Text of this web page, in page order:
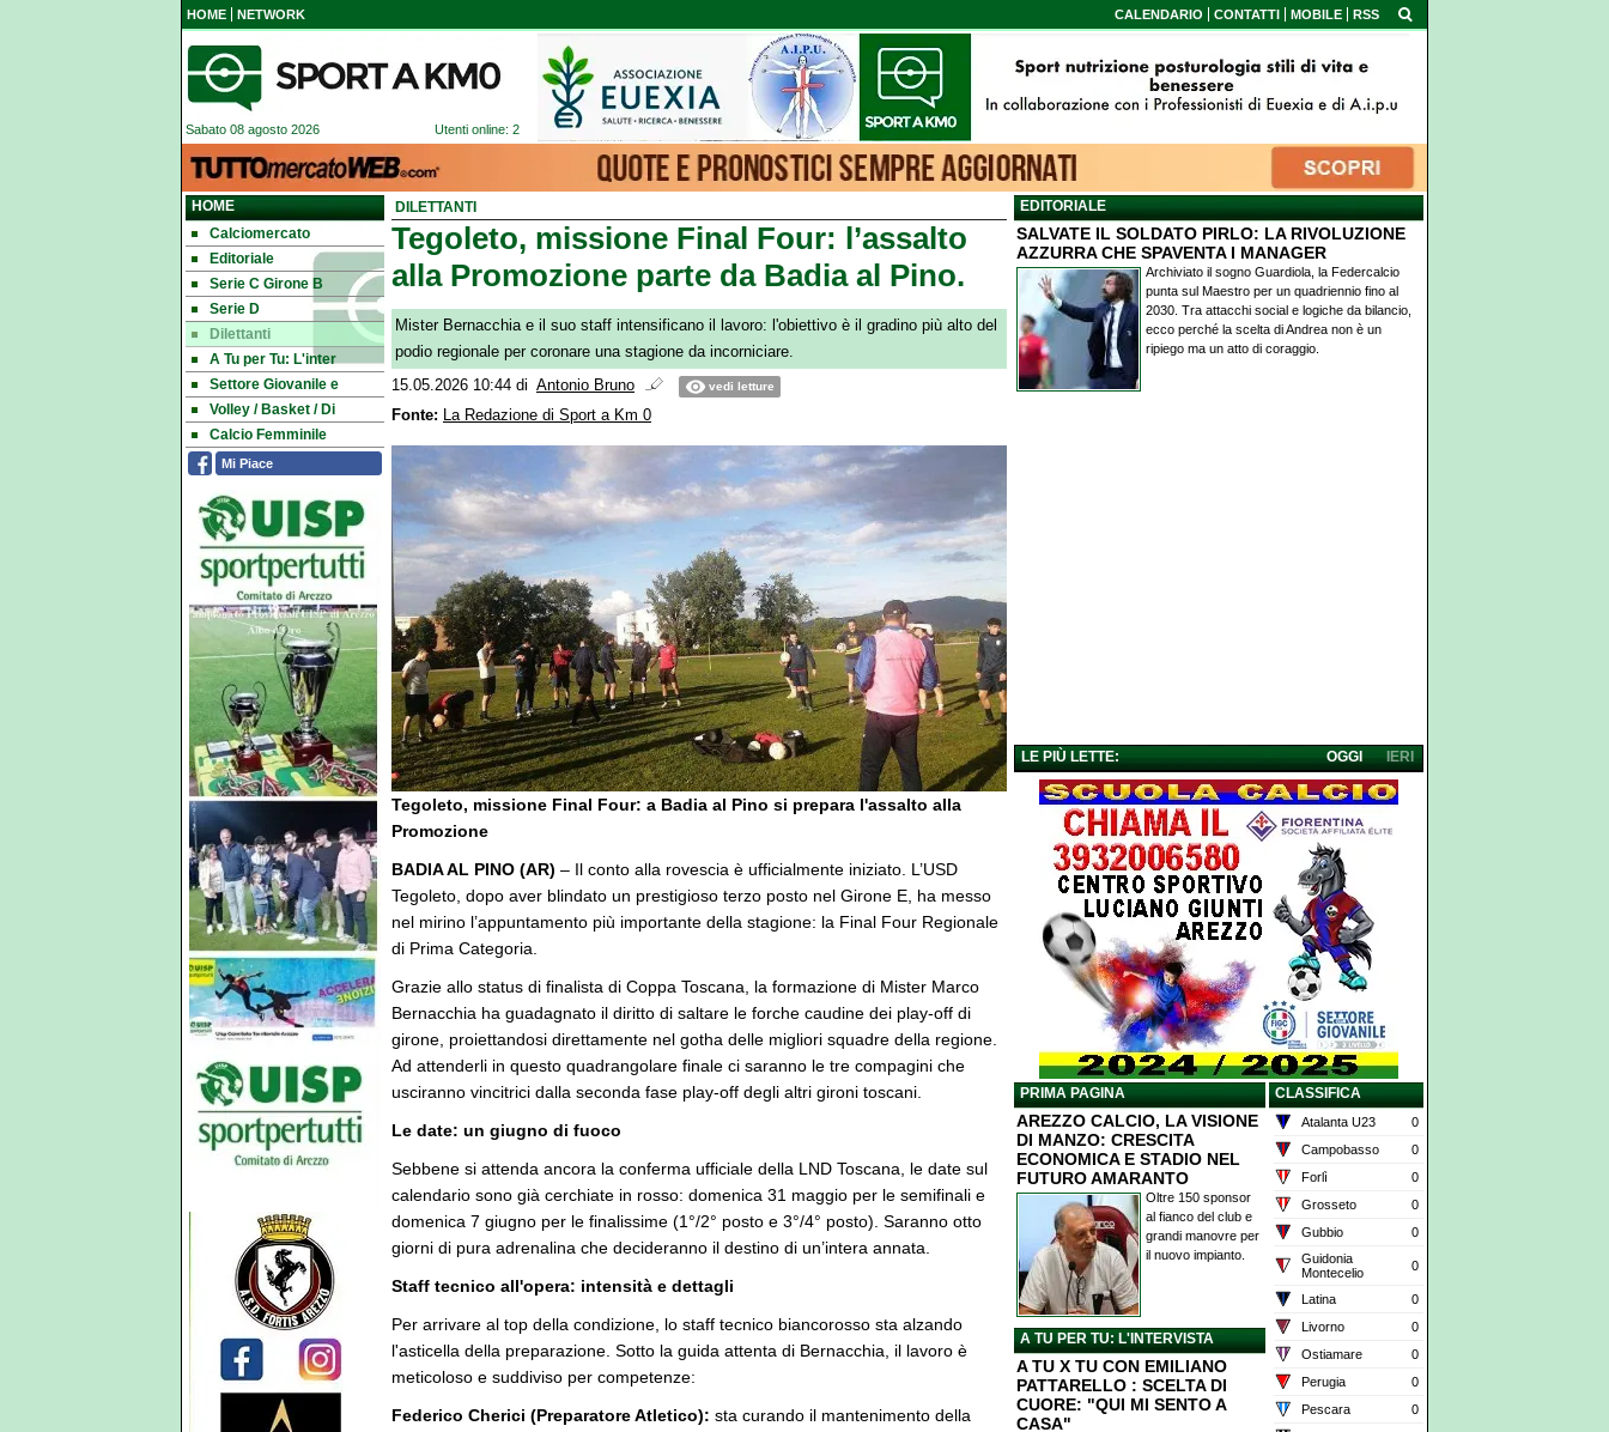
HOME NETWORK CALENDARIO CONTATTI MOBILE RSS
Sabato 08 agosto 2026 Utenti online: 2
HOME
Calciomercato
Editoriale
Serie C Girone B
Serie D
Dilettanti
A Tu per Tu: L'inter
Settore Giovanile e
Volley / Basket / Di
Calcio Femminile
Mi Piace
DILETTANTI
Tegoleto, missione Final Four: l’assalto
alla Promozione parte da Badia al Pino.
Mister Bernacchia e il suo staff intensificano il lavoro: l'obiettivo è il gradino più alto del
podio regionale per coronare una stagione da incorniciare.
15.05.2026 10:44 di Antonio Bruno vedi letture
Fonte: La Redazione di Sport a Km 0
Tegoleto, missione Final Four: a Badia al Pino si prepara l'assalto alla
Promozione
BADIA AL PINO (AR) – Il conto alla rovescia è ufficialmente iniziato. L’USD
Tegoleto, dopo aver blindato un prestigioso terzo posto nel Girone E, ha messo
nel mirino l’appuntamento più importante della stagione: la Final Four Regionale
di Prima Categoria.
Grazie allo status di finalista di Coppa Toscana, la formazione di Mister Marco
Bernacchia ha guadagnato il diritto di saltare le forche caudine dei play-off di
girone, proiettandosi direttamente nel gotha delle migliori squadre della regione.
Ad attenderli in questo quadrangolare finale ci saranno le tre compagini che
usciranno vincitrici dalla seconda fase play-off degli altri gironi toscani.
Le date: un giugno di fuoco
Sebbene si attenda ancora la conferma ufficiale della LND Toscana, le date sul
calendario sono già cerchiate in rosso: domenica 31 maggio per le semifinali e
domenica 7 giugno per le finalissime (1°/2° posto e 3°/4° posto). Saranno otto
giorni di pura adrenalina che decideranno il destino di un’intera annata.
Staff tecnico all'opera: intensità e dettagli
Per arrivare al top della condizione, lo staff tecnico biancorosso sta alzando
l'asticella della preparazione. Sotto la guida attenta di Bernacchia, il lavoro è
meticoloso e suddiviso per competenze:
Federico Cherici (Preparatore Atletico): sta curando il mantenimento della
EDITORIALE
SALVATE IL SOLDATO PIRLO: LA RIVOLUZIONE
AZZURRA CHE SPAVENTA I MANAGER
Archiviato il sogno Guardiola, la Federcalcio
punta sul Maestro per un quadriennio fino al
2030. Tra attacchi social e logiche da bilancio,
ecco perché la scelta di Andrea non è un
ripiego ma un atto di coraggio.
LE PIÙ LETTE: IERI
OGGI
PRIMA PAGINA
AREZZO CALCIO, LA VISIONE
DI MANZO: CRESCITA
ECONOMICA E STADIO NEL
FUTURO AMARANTO
Oltre 150 sponsor
al fianco del club e
grandi manovre per
il nuovo impianto.
A TU PER TU: L'INTERVISTA
A TU X TU CON EMILIANO
PATTARELLO : SCELTA DI
CUORE: "QUI MI SENTO A
CASA"
CLASSIFICA
Atalanta U23
0
Campobasso
0
Forlì
0
Grosseto
0
Gubbio
0
Guidonia
Montecelio
0
Latina
0
Livorno
0
Ostiamare
0
Perugia
0
Pescara
0